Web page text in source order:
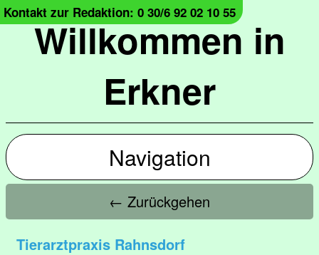
Willkommen in
Erkner
Kontakt zur Redaktion: 0 30/6 92 02 10 55
Navigation
← Zurückgehen
Tierarztpraxis Rahnsdorf